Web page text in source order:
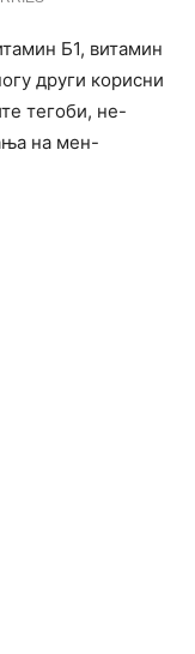
Б1, витамин
други корисни
тегоби, не-
на мен-